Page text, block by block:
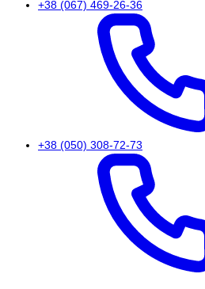
+38 (067) 469-26-36
+38 (050) 308-72-73